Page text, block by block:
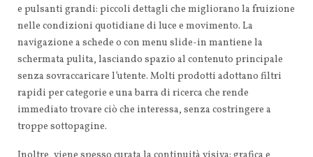
e pulsanti grandi: piccoli dettagli che migliorano la fruizione
nelle condizioni quotidiane di luce e movimento. La
navigazione a schede o con menu slide-in mantiene la
schermata pulita, lasciando spazio al contenuto principale
senza sovraccaricare l’utente. Molti prodotti adottano filtri
rapidi per categorie e una barra di ricerca che rende
immediato trovare ciò che interessa, senza costringere a
troppe sottopagine.